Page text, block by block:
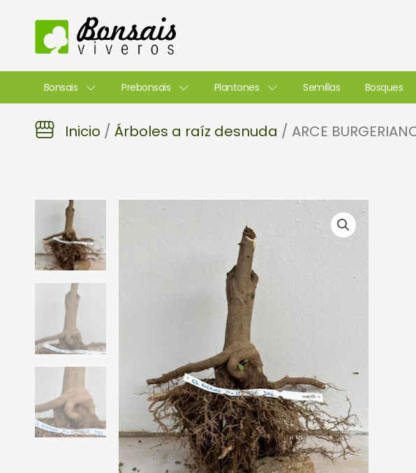
contenido
Bonsais Prebonsais Plantones Semillas Bosques
Inicio / Árboles a raíz desnuda / ARCE